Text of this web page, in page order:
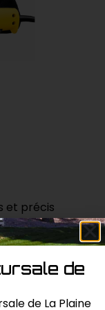
et précis
Idéale
permet de
de
de La Plaine